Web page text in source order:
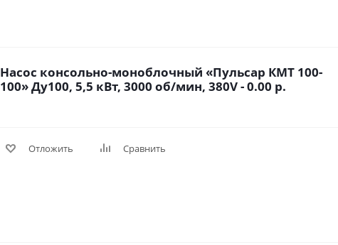
Насос консольно-моноблочный «Пульсар КМТ 100-
100» Ду100, 5,5 кВт, 3000 об/мин, 380V - 0.00 р.
Отложить Сравнить